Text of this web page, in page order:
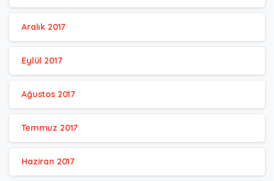
Aralık 2017
Eylül 2017
Ağustos 2017
Temmuz 2017
Haziran 2017